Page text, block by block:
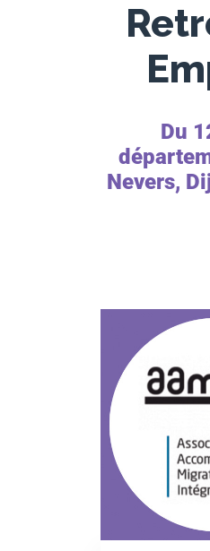
Du
Nevers,